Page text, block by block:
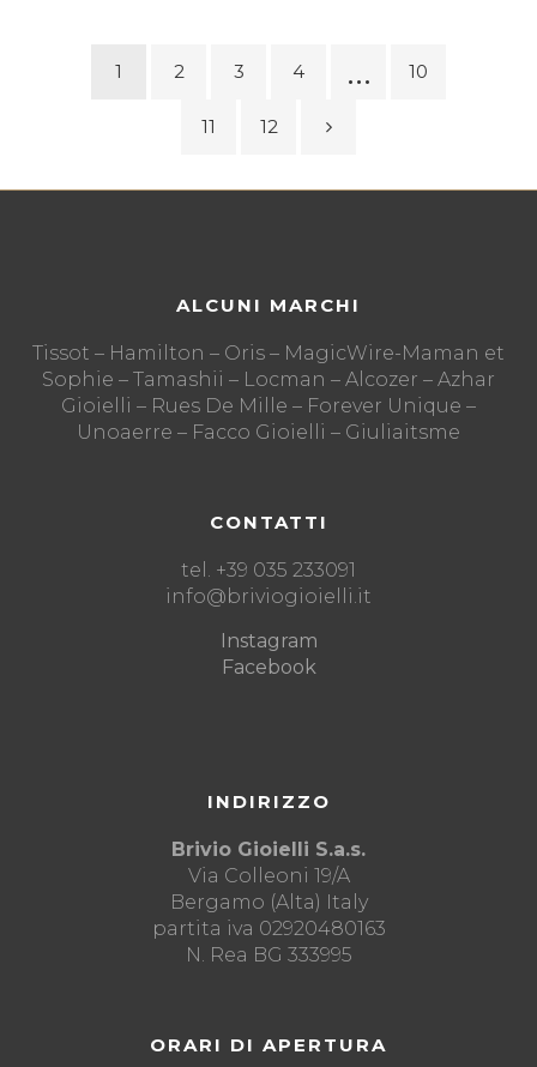
1 2 3 4 … 10
11 12
ALCUNI MARCHI
Tissot – Hamilton – Oris – MagicWire-Maman et
Sophie – Tamashii – Locman – Alcozer – Azhar
Gioielli – Rues De Mille – Forever Unique –
Unoaerre – Facco Gioielli – Giuliaitsme
CONTATTI
tel. +39 035 233091
info@briviogioielli.it
Instagram
Facebook
INDIRIZZO
Brivio Gioielli S.a.s.
Via Colleoni 19/A
Bergamo (Alta) Italy
partita iva 02920480163
N. Rea BG 333995
ORARI DI APERTURA